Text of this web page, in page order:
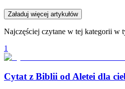
Załaduj więcej artykułów
Najczęściej czytane w tej kategorii w
1
Cytat z Biblii od Aletei dla